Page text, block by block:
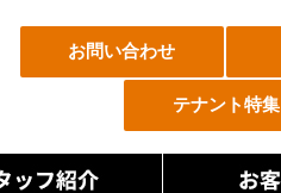
お問い合わせ
テナント特集